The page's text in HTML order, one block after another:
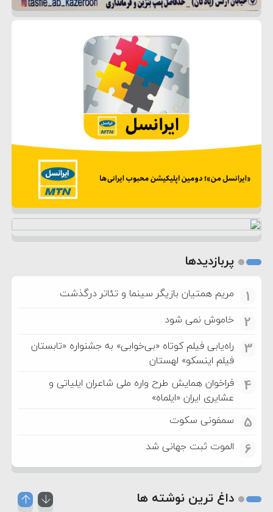
پربازدیدها
1 مریم همتیان بازیگر سینما و تئاتر درگذشت
2 خاموش نمی شود
3
راه‌یابی فیلم کوتاه «بی‌خوابی» به جشنواره «تابستان
فیلم اینسکو» لهستان
4
فراخوان همایش طرح واره ملی شاعران ایلیاتی و
عشایری ایران «ایلماه»
5 سمفونی سکوت
6 الموت ثبت جهانی شد
داغ ترین نوشته ها